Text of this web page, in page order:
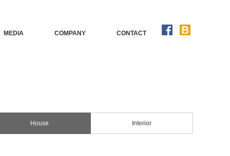
MEDIA COMPANY CONTACT
House Interior